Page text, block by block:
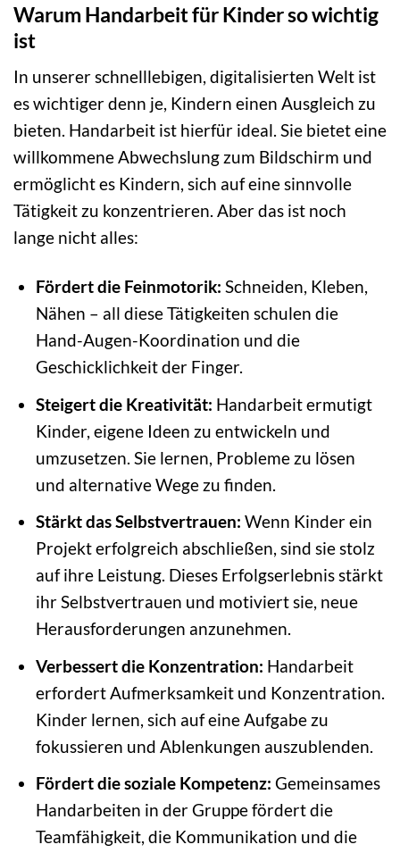
Warum Handarbeit für Kinder so wichtig
ist
In unserer schnelllebigen, digitalisierten Welt ist
es wichtiger denn je, Kindern einen Ausgleich zu
bieten. Handarbeit ist hierfür ideal. Sie bietet eine
willkommene Abwechslung zum Bildschirm und
ermöglicht es Kindern, sich auf eine sinnvolle
Tätigkeit zu konzentrieren. Aber das ist noch
lange nicht alles:
Fördert die Feinmotorik: Schneiden, Kleben,
Nähen – all diese Tätigkeiten schulen die
Hand-Augen-Koordination und die
Geschicklichkeit der Finger.
Steigert die Kreativität: Handarbeit ermutigt
Kinder, eigene Ideen zu entwickeln und
umzusetzen. Sie lernen, Probleme zu lösen
und alternative Wege zu finden.
Stärkt das Selbstvertrauen: Wenn Kinder ein
Projekt erfolgreich abschließen, sind sie stolz
auf ihre Leistung. Dieses Erfolgserlebnis stärkt
ihr Selbstvertrauen und motiviert sie, neue
Herausforderungen anzunehmen.
Verbessert die Konzentration: Handarbeit
erfordert Aufmerksamkeit und Konzentration.
Kinder lernen, sich auf eine Aufgabe zu
fokussieren und Ablenkungen auszublenden.
Fördert die soziale Kompetenz: Gemeinsames
Handarbeiten in der Gruppe fördert die
Teamfähigkeit, die Kommunikation und die